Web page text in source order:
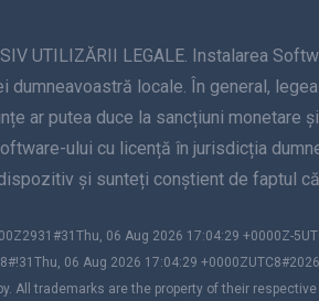
UTILIZĂRII LEGALE. Instalarea
dumneavoastră locale. În general,
ar putea duce la sancțiuni
ului cu licență în jurisdicția
și sunteți conștient de faptul
06 Aug 2026 17:04:29 +0000Z-
06 Aug 2026 17:04:29
All trademarks are the property of their